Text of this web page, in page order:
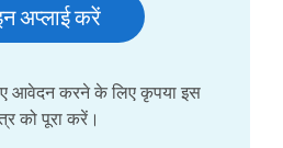
अप्लाई करें
आवेदन करने के लिए कृपया इस
को पूरा करें।